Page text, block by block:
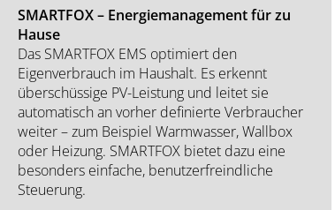
SMARTFOX – Energiemanagement für zu
Hause
Das SMARTFOX EMS optimiert den
Eigenverbrauch im Haushalt. Es erkennt
überschüssige PV-Leistung und leitet sie
automatisch an vorher definierte Verbraucher
weiter – zum Beispiel Warmwasser, Wallbox
oder Heizung. SMARTFOX bietet dazu eine
besonders einfache, benutzerfreindliche
Steuerung.